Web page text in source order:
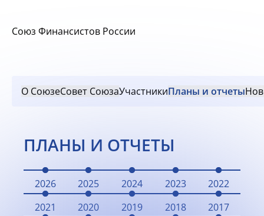
Союз Финансистов России
О СоюзеСовет СоюзаУчастникиПланы и отчеты
ПЛАНЫ И ОТЧЕТЫ
2026 2025 2024 2023
2022
2021
2020 2019 2018
2017